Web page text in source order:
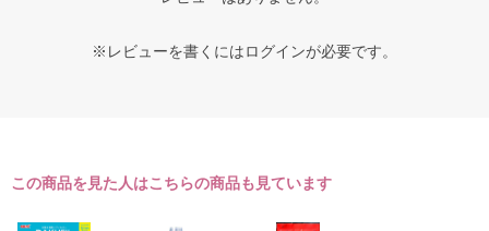
※レビューを書くにはログインが必要です。
この商品を見た人はこちらの商品も見ています